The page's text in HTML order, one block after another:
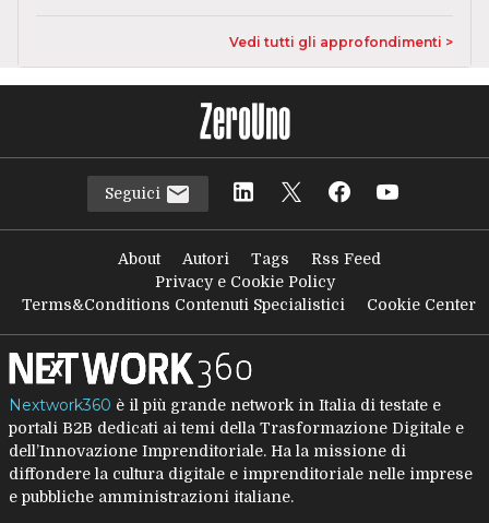
Vedi tutti gli approfondimenti >
Seguici
About Autori Tags
Rss Feed
Privacy e Cookie Policy
Terms&Conditions Contenuti Specialistici
Cookie Center
Nextwork360 è il più grande network in Italia di testate e
portali B2B dedicati ai temi della Trasformazione Digitale e
dell’Innovazione Imprenditoriale. Ha la missione di
diffondere la cultura digitale e imprenditoriale nelle imprese
e pubbliche amministrazioni italiane.